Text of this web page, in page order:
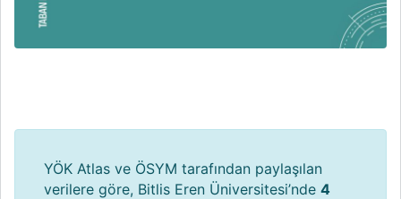
YÖK Atlas ve ÖSYM tarafından paylaşılan
verilere göre, Bitlis Eren Üniversitesi’nde 4